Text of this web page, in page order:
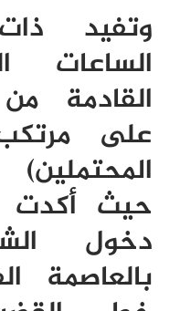
وتفيد
الساعات
القادمة
على
حيث أكدت
دخول
بالعاصمة